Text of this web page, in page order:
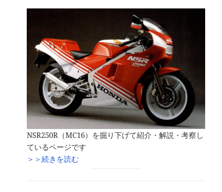
NSR250R（MC16）を掘り下げて紹介・解説・考察し
ているページです
＞＞続きを読む